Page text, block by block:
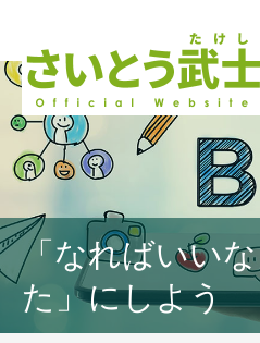
「なればいい
た」にしよう